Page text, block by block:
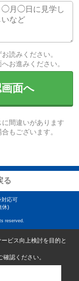
お読みください。
お進みください。
面へ
間違いがあります
もございます。
る
応可
休)
reserved.
ビス向上検討を目的と
確認ください。